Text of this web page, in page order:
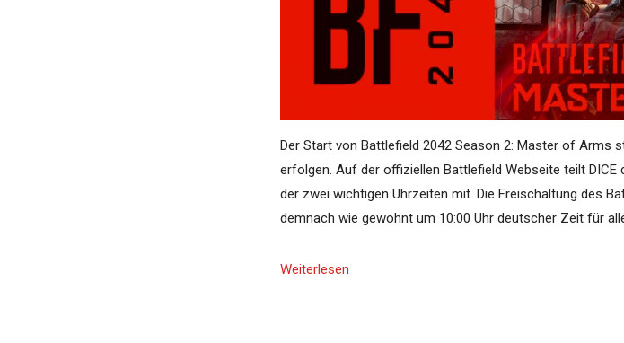
Der Start von Battlefield 2042 Season 2: Master of Arms
erfolgen. Auf der offiziellen Battlefield Webseite teilt DICE
der zwei wichtigen Uhrzeiten mit. Die Freischaltung des
demnach wie gewohnt um 10:00 Uhr deutscher Zeit für
Weiterlesen